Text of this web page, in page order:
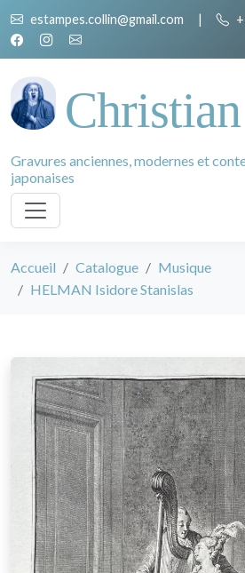
estampes.collin@gmail.com |
Gravures anciennes, modernes et
japonaises
Accueil Catalogue
Musique
HELMAN Isidore Stanislas